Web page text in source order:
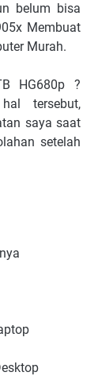
belum bisa
Membuat
Murah.
HG680p ?
tersebut,
saya saat
setelah